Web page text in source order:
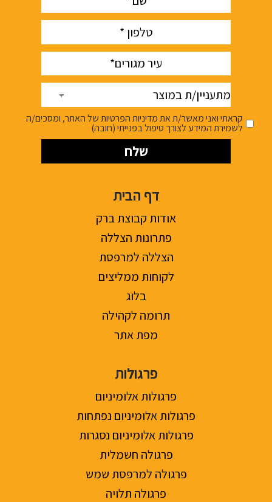
phone
עיר
מתעניין/ת
במוצר
קראתי ואני מאשר/ת את מדיניות הפרטיות של האתר, ומסכים/ה
לשמירת המידע לצורך טיפול בפנייתי (חובה)
דף הבית
אודות קבוצת ברק
פתרונות הצללה
הצללה למרפסת
לקוחות ממליצים
בלוג
תרומה לקהילה
מפת אתר
פרגולות
פרגולות אלומיניום
פרגולות אלומיניום נפתחות
פרגולות אלומיניום נסגרות
פרגולה חשמלית
פרגולה למרפסת שמש
פרגולה תלויה